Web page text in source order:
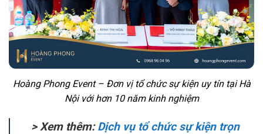
Hoàng Phong Event – Đơn vị tổ chức sự kiện uy tín tại Hà
Nội với hơn 10 năm kinh nghiệm
> Xem thêm:Dịch vụ tổ chức sự kiện trọn